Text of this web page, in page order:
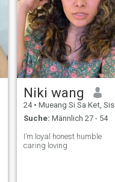
Niki wang
24 • Mueang Si Sa Ket, Sisaket, Thailand
Suche: Männlich 27 - 54
I’m loyal honest humble
caring loving